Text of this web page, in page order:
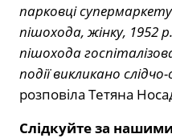
парковці
пішохода, жінку, 1952
пішохода
події викликано
розповіла Тетяна
Слідкуйте за